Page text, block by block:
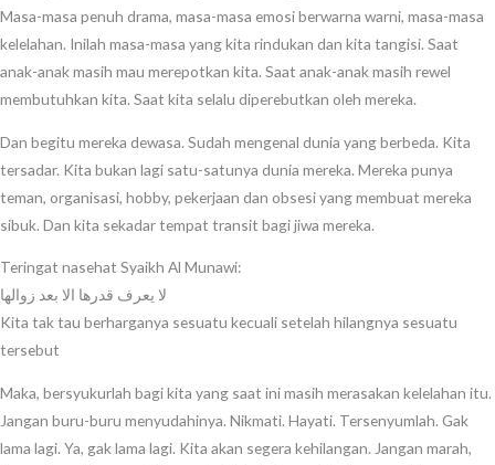
Masa-masa penuh drama, masa-masa emosi berwarna warni, masa-masa
kelelahan. Inilah masa-masa yang kita rindukan dan kita tangisi. Saat
anak-anak masih mau merepotkan kita. Saat anak-anak masih rewel
membutuhkan kita. Saat kita selalu diperebutkan oleh mereka.
Dan begitu mereka dewasa. Sudah mengenal dunia yang berbeda. Kita
tersadar. Kita bukan lagi satu-satunya dunia mereka. Mereka punya
teman, organisasi, hobby, pekerjaan dan obsesi yang membuat mereka
sibuk. Dan kita sekadar tempat transit bagi jiwa mereka.
Teringat nasehat Syaikh Al Munawi:
لا يعرف قدرها الا بعد زوالها
Kita tak tau berharganya sesuatu kecuali setelah hilangnya sesuatu
tersebut
Maka, bersyukurlah bagi kita yang saat ini masih merasakan kelelahan itu.
Jangan buru-buru menyudahinya. Nikmati. Hayati. Tersenyumlah. Gak
lama lagi. Ya, gak lama lagi. Kita akan segera kehilangan. Jangan marah,